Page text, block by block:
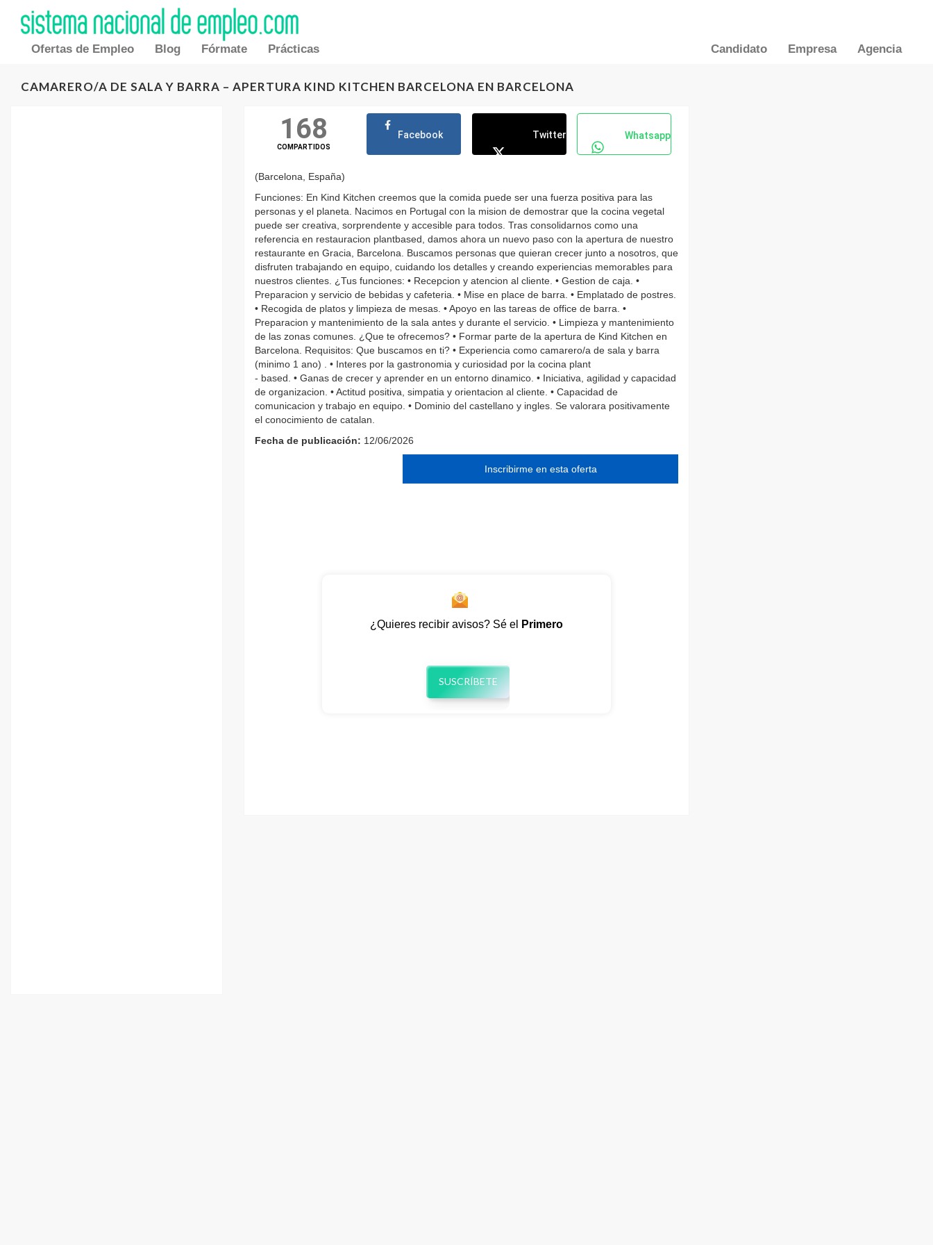
Ofertas de Empleo Blog Fórmate Prácticas Agencia
Empresa
Candidato
CAMARERO/A DE SALA Y BARRA – APERTURA KIND KITCHEN BARCELONA EN BARCELONA
168
COMPARTIDOS
Facebook Twitter Whatsapp
(Barcelona, España)
Funciones: En Kind Kitchen creemos que la comida puede ser una fuerza positiva para las
personas y el planeta. Nacimos en Portugal con la mision de demostrar que la cocina vegetal
puede ser creativa, sorprendente y accesible para todos. Tras consolidarnos como una
referencia en restauracion plantbased, damos ahora un nuevo paso con la apertura de nuestro
restaurante en Gracia, Barcelona. Buscamos personas que quieran crecer junto a nosotros, que
disfruten trabajando en equipo, cuidando los detalles y creando experiencias memorables para
nuestros clientes. ¿Tus funciones: • Recepcion y atencion al cliente. • Gestion de caja. •
Preparacion y servicio de bebidas y cafeteria. • Mise en place de barra. • Emplatado de postres.
• Recogida de platos y limpieza de mesas. • Apoyo en las tareas de office de barra. •
Preparacion y mantenimiento de la sala antes y durante el servicio. • Limpieza y mantenimiento
de las zonas comunes. ¿Que te ofrecemos? • Formar parte de la apertura de Kind Kitchen en
Barcelona. Requisitos: Que buscamos en ti? • Experiencia como camarero/a de sala y barra
(minimo 1 ano) . • Interes por la gastronomia y curiosidad por la cocina plant
- based. • Ganas de crecer y aprender en un entorno dinamico. • Iniciativa, agilidad y capacidad
de organizacion. • Actitud positiva, simpatia y orientacion al cliente. • Capacidad de
comunicacion y trabajo en equipo. • Dominio del castellano y ingles. Se valorara positivamente
el conocimiento de catalan.
Fecha de publicación: 12/06/2026
Inscribirme en esta oferta
¿Quieres recibir avisos? Sé el Primero
SUSCRÍBETE